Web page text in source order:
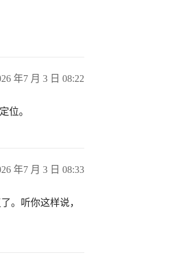
年7 月 3 日 08:22
位。
年7 月 3 日 08:33
。听你这样说，